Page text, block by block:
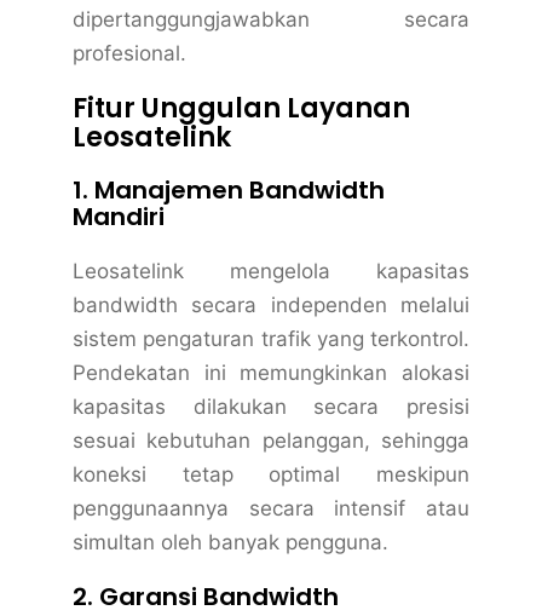
dipertanggungjawabkan secara
profesional.
Fitur Unggulan Layanan
Leosatelink
1. Manajemen Bandwidth
Mandiri
Leosatelink mengelola kapasitas
bandwidth secara independen melalui
sistem pengaturan trafik yang terkontrol.
Pendekatan ini memungkinkan alokasi
kapasitas dilakukan secara presisi
sesuai kebutuhan pelanggan, sehingga
koneksi tetap optimal meskipun
penggunaannya secara intensif atau
simultan oleh banyak pengguna.
2. Garansi Bandwidth